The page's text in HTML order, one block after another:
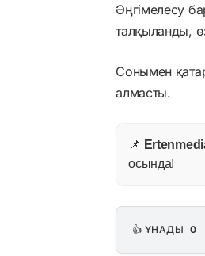
Әңгімелесу
талқыланды,
Сонымен қатар
алмасты.
📌
осында!
👍 ҰНАДЫ 0